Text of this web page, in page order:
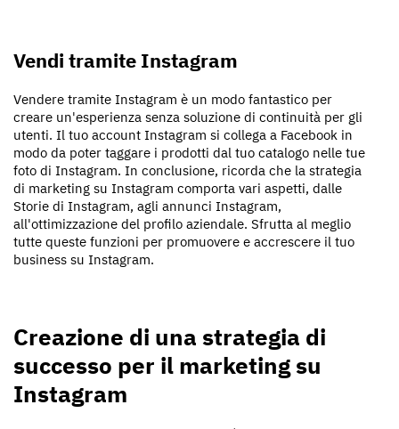
Vendi tramite Instagram
Vendere tramite Instagram è un modo fantastico per
creare un'esperienza senza soluzione di continuità per gli
utenti. Il tuo account Instagram si collega a Facebook in
modo da poter taggare i prodotti dal tuo catalogo nelle tue
foto di Instagram. In conclusione, ricorda che la strategia
di marketing su Instagram comporta vari aspetti, dalle
Storie di Instagram, agli annunci Instagram,
all'ottimizzazione del profilo aziendale. Sfrutta al meglio
tutte queste funzioni per promuovere e accrescere il tuo
business su Instagram.
Creazione di una strategia di
successo per il marketing su
Instagram